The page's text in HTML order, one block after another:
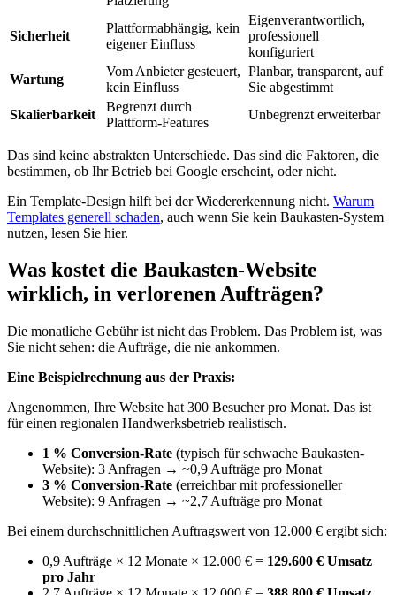
Sicherheit
Plattformabhängig, kein
eigener Einfluss
Eigenverantwortlich,
professionell
konfiguriert
Wartung
Vom Anbieter gesteuert,
kein Einfluss
Planbar, transparent, auf
Sie abgestimmt
Skalierbarkeit
Begrenzt durch
Plattform-Features
Unbegrenzt erweiterbar
Das sind keine abstrakten Unterschiede. Das sind die Faktoren, die
bestimmen, ob Ihr Betrieb bei Google erscheint, oder nicht.
Ein Template-Design hilft bei der Wiedererkennung nicht. Warum
Templates generell schaden, auch wenn Sie kein Baukasten-System
nutzen, lesen Sie hier.
Was kostet die Baukasten-Website
wirklich, in verlorenen Aufträgen?
Die monatliche Gebühr ist nicht das Problem. Das Problem ist, was
Sie nicht sehen: die Aufträge, die nie ankommen.
Eine Beispielrechnung aus der Praxis:
Angenommen, Ihre Website hat 300 Besucher pro Monat. Das ist
für einen regionalen Handwerksbetrieb realistisch.
1 % Conversion-Rate (typisch für schwache Baukasten-
Website): 3 Anfragen → ~0,9 Aufträge pro Monat
3 % Conversion-Rate (erreichbar mit professioneller
Website): 9 Anfragen → ~2,7 Aufträge pro Monat
Bei einem durchschnittlichen Auftragswert von 12.000 € ergibt sich:
0,9 Aufträge × 12 Monate × 12.000 € = 129.600 € Umsatz
pro Jahr